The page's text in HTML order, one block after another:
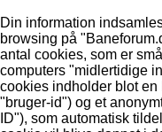
Din information
browsing på
antal cookies, som er
computers "midlertidige
cookies indholder blot
"bruger-id") og et
ID"), som automatisk